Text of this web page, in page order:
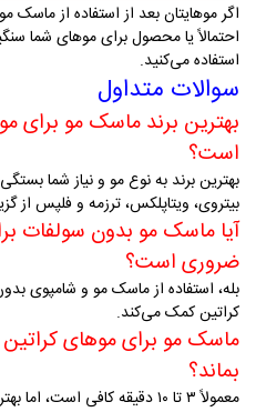
اگر موهایتان بعد از استفاده از
احتمالاً یا محصول برای موهای شما
استفاده می‌کنید.
سوالات متداول
بهترین برند ماسک مو برای
است؟
بهترین برند به نوع مو و نیاز شما بستگی
بیتروی، ویتاپلکس، ترزمه و فلپس از
آیا ماسک مو بدون سولفات
ضروری است؟
بله، استفاده از ماسک مو و شامپوی
کراتین کمک می‌کند.
ماسک مو برای موهای
بماند؟
معمولاً ۳ تا ۱۰ دقیقه کافی